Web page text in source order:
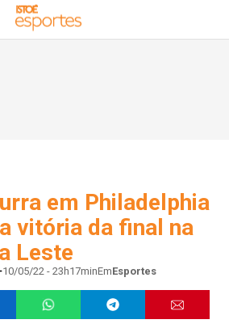
em Philadelphia
vitória da final na
Leste
10/05/22 - 23h17minEmEsportes